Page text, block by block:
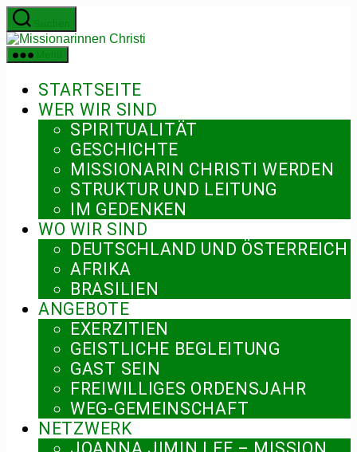
Zum
Inhalt
springen
STARTSEITE
WER WIR SIND
SPIRITUALITÄT
GESCHICHTE
MISSIONARIN CHRISTI WERDEN
STRUKTUR UND LEITUNG
IM GEDENKEN
WO WIR SIND
DEUTSCHLAND UND ÖSTERREICH
AFRIKA
BRASILIEN
ANGEBOTE
EXERZITIEN
GEISTLICHE BEGLEITUNG
GAST SEIN
FREIWILLIGES ORDENSJAHR
WEG-GEMEINSCHAFT
NETZWERK